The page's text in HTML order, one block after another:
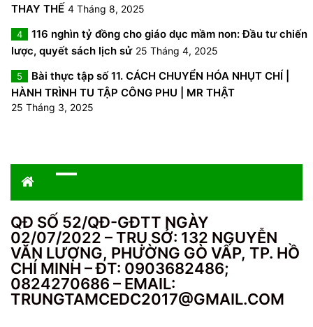
THAY THẾ 4 Tháng 8, 2025
4
116 nghìn tỷ đồng cho giáo dục mầm non: Đầu tư chiến
lược, quyết sách lịch sử 25 Tháng 4, 2025
5
Bài thực tập số 11. CÁCH CHUYỂN HÓA NHỤT CHÍ |
HÀNH TRÌNH TU TẬP CÔNG PHU | MR THẬT
25 Tháng 3, 2025
QĐ SỐ 52/QĐ-GĐTT NGÀY
02/07/2022 – TRỤ SỞ: 132 NGUYỄN
VĂN LƯỢNG, PHƯỜNG GÒ VẤP, TP. HỒ
CHÍ MINH – ĐT: 0903682486;
0824270686 – EMAIL:
TRUNGTAMCEDC2017@GMAIL.COM